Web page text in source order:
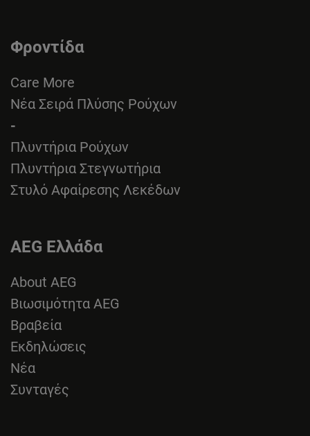
Φροντίδα
Care More
Νέα Σειρά Πλύσης Ρούχων
-
Πλυντήρια Ρούχων
Πλυντήρια Στεγνωτήρια
Στυλό Αφαίρεσης Λεκέδων
AEG Ελλάδα
About AEG
Βιωσιμότητα AEG
Βραβεία
Εκδηλώσεις
Νέα
Συνταγές